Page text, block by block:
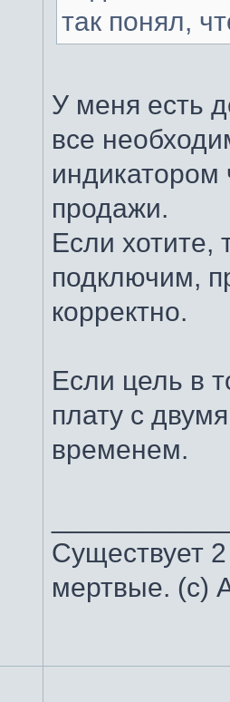
так понял,
У меня есть
все
индикатором
продажи.
Если хотите,
подключим,
корректно.
Если цель в
плату с
временем.
Существует
мертвые. (с)